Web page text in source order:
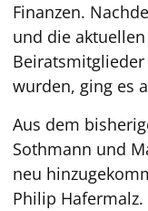
Finanzen.
und die
wurden, ging es
Aus dem
Sothmann und
neu
Philip